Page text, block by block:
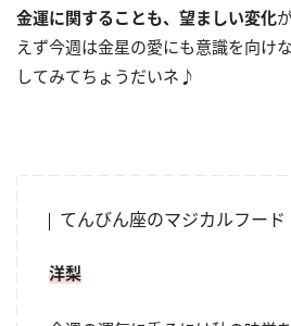
金運に関することも、望ましい変化
えず今週は金星の愛にも意識を向け
してみてちょうだいネ♪
てんびん座のマジカルフード
洋梨